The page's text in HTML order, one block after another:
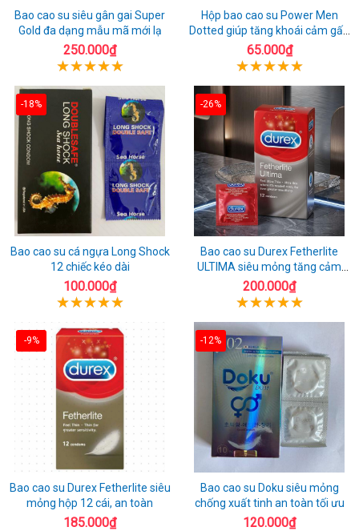
Bao cao su siêu gân gai Super
Gold đa dạng mẫu mã mới lạ
250.000₫
Hộp bao cao su Power Men
Dotted giúp tăng khoái cảm gấp
đôi
65.000₫
-18%
Bao cao su cá ngựa Long Shock
12 chiếc kéo dài
100.000₫
-26%
Bao cao su Durex Fetherlite
ULTIMA siêu mỏng tăng cảm
giác
200.000₫
-9%
Bao cao su Durex Fetherlite siêu
mỏng hộp 12 cái, an toàn
185.000₫
-12%
Bao cao su Doku siêu mỏng
chống xuất tinh an toàn tối ưu
120.000₫